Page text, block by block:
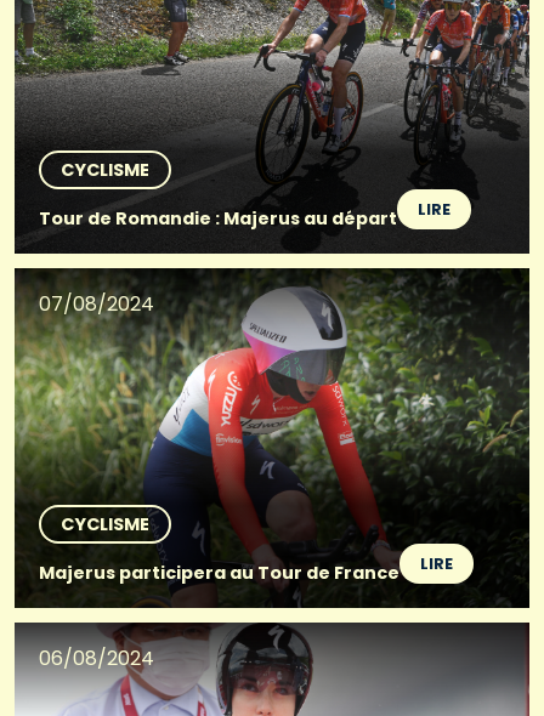
CYCLISME
Tour de Romandie : Majerus au départ
LIRE
07/08/2024
CYCLISME
Majerus participera au Tour de France
LIRE
06/08/2024